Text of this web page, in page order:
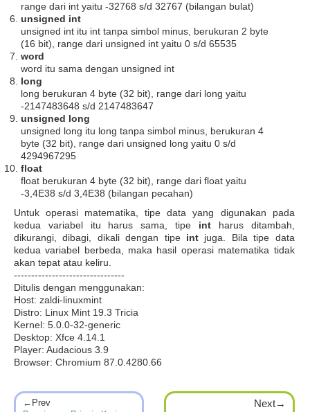
range dari int yaitu -32768 s/d 32767 (bilangan bulat)
unsigned int
unsigned int itu int tanpa simbol minus, berukuran 2 byte
(16 bit), range dari unsigned int yaitu 0 s/d 65535
word
word itu sama dengan unsigned int
long
long berukuran 4 byte (32 bit), range dari long yaitu
-2147483648 s/d 2147483647
unsigned long
unsigned long itu long tanpa simbol minus, berukuran 4
byte (32 bit), range dari unsigned long yaitu 0 s/d
4294967295
float
float berukuran 4 byte (32 bit), range dari float yaitu
-3,4E38 s/d 3,4E38 (bilangan pecahan)
Untuk operasi matematika, tipe data yang digunakan pada
kedua variabel itu harus sama, tipe intharus ditambah,
dikurangi, dibagi, dikali dengan tipe int juga. Bila tipe data
kedua variabel berbeda, maka hasil operasi matematika tidak
akan tepat atau keliru.
--------------------------------
Ditulis dengan menggunakan:
Host: zaldi-linuxmint
Distro: Linux Mint 19.3 Tricia
Kernel: 5.0.0-32-generic
Desktop: Xfce 4.14.1
Player: Audacious 3.9
Browser: Chromium 87.0.4280.66
Next→
←Prev